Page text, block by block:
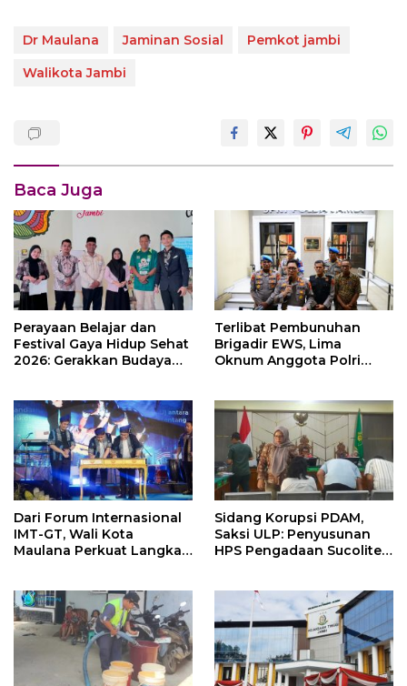
Dr Maulana Jaminan Sosial
Pemkot jambi
Walikota Jambi
Baca Juga
Perayaan Belajar dan
Festival Gaya Hidup Sehat
2026: Gerakkan Budaya
Indonesia
Terlibat Pembunuhan
Brigadir EWS, Lima
Oknum Anggota Polri
Dari Forum Internasional
IMT-GT, Wali Kota
Maulana Perkuat Langkah
Sidang Korupsi PDAM,
Saksi ULP: Penyusunan
HPS Pengadaan Sucolite